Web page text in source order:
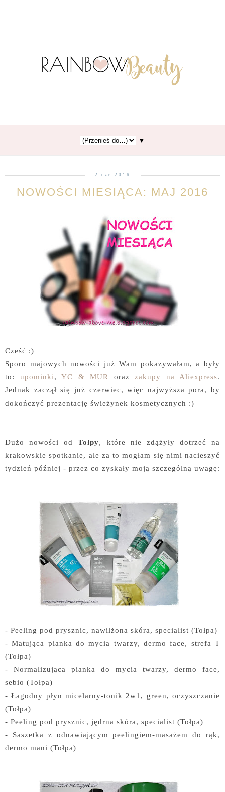
▼
2 cze 2016
NOWOŚCI MIESIĄCA: MAJ 2016
Cześć :)
Sporo majowych nowości już Wam pokazywałam, a były
to: upominki, YC & MUR oraz zakupy na Aliexpress.
Jednak zaczął się już czerwiec, więc najwyższa pora, by
dokończyć prezentację świeżynek kosmetycznych :)
Dużo nowości odTołpy, które nie zdążyły dotrzeć na
krakowskie spotkanie, ale za to mogłam się nimi nacieszyć
tydzień później - przez co zyskały moją szczególną uwagę:
- Peeling pod prysznic, nawilżona skóra, specialist (Tołpa)
- Matująca pianka do mycia twarzy, dermo face, strefa T
(Tołpa)
- Normalizująca pianka do mycia twarzy, dermo face,
sebio (Tołpa)
- Łagodny płyn micelarny-tonik 2w1, green, oczyszczanie
(Tołpa)
- Peeling pod prysznic, jędrna skóra, specialist (Tołpa)
- Saszetka z odnawiającym peelingiem-masażem do rąk,
dermo mani (Tołpa)